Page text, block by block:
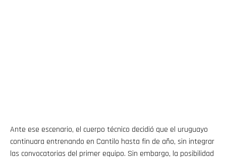
Ante ese escenario, el cuerpo técnico decidió que el uruguayo
continuara entrenando en Cantilo hasta fin de año, sin integrar
las convocatorias del primer equipo. Sin embargo, la posibilidad